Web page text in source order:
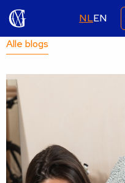
NLEN
Alle blogs